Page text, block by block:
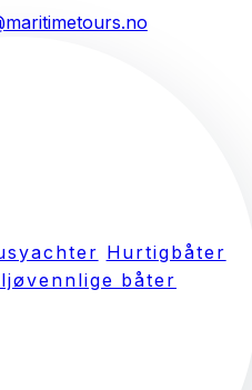
Hurtigbåter
båter